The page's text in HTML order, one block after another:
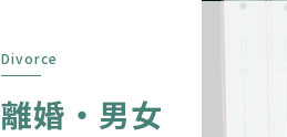
Divorce
離婚・男女